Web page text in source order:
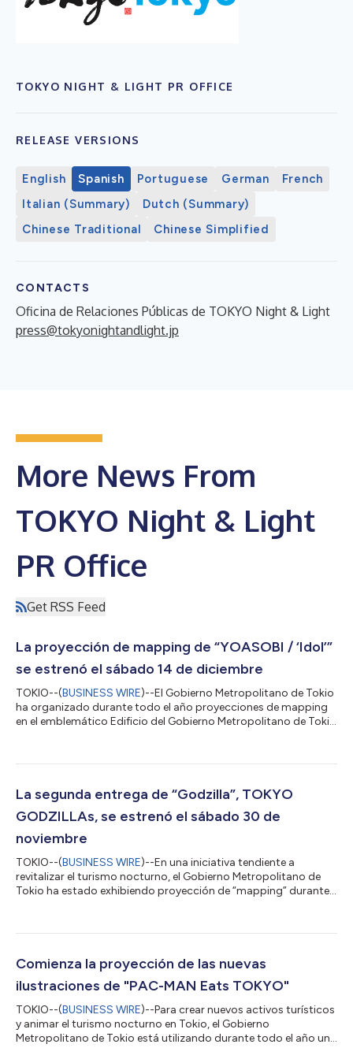
TOKYO NIGHT & LIGHT PR OFFICE
RELEASE VERSIONS
English Spanish Portuguese German
French
Italian (Summary)
Dutch (Summary)
Chinese Traditional
Chinese Simplified
CONTACTS
Oficina de Relaciones Públicas de TOKYO Night & Light
press@tokyonightandlight.jp
More News From
TOKYO Night & Light
PR Office
Get RSS Feed
La proyección de mapping de “YOASOBI / ‘Idol’”
se estrenó el sábado 14 de diciembre
TOKIO--(BUSINESS WIRE)--El Gobierno Metropolitano de Tokio
ha organizado durante todo el año proyecciones de mapping
en el emblemático Edificio del Gobierno Metropolitano de Tokio
monumento en un nuevo recurso turístico que ilumina el paisaje
hasta la fecha, lo han visitado unas 450 000 personas. Hace
poco m...
La segunda entrega de “Godzilla”, TOKYO
GODZILLAs, se estrenó el sábado 30 de
noviembre
TOKIO--(BUSINESS WIRE)--En una iniciativa tendiente a
revitalizar el turismo nocturno, el Gobierno Metropolitano de
Tokio ha estado exhibiendo proyección de “mapping” durante
el sonido, esta actividad ha transformado el edificio en un
unos 430 000 visitantes* han disfrutado de esta espectacular
Comienza la proyección de las nuevas
ilustraciones de "PAC-MAN Eats TOKYO"
TOKIO--(BUSINESS WIRE)--Para crear nuevos activos turísticos
y animar el turismo nocturno en Tokio, el Gobierno
Metropolitano de Tokio está utilizando durante todo el año un